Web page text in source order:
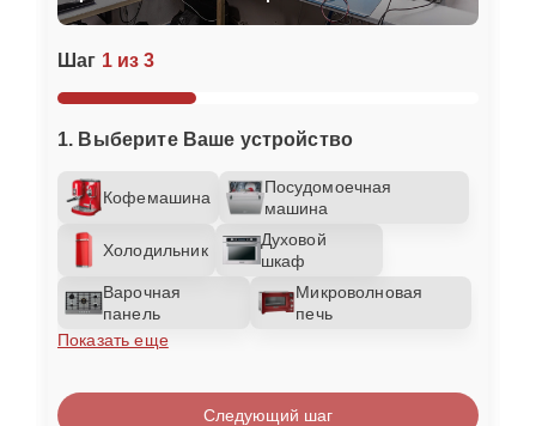
Шаг 1 из 3
1. Выберите Ваше устройство
Кофемашина
Посудомоечная
машина
Холодильник
Духовой
шкаф
Варочная
панель
Микроволновая
печь
Показать еще
Следующий шаг